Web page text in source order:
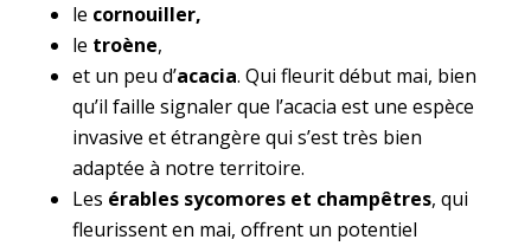
le cornouiller,
le troène,
et un peu d’acacia. Qui fleurit début mai, bien
qu’il faille signaler que l’acacia est une espèce
invasive et étrangère qui s’est très bien
adaptée à notre territoire.
Les érables sycomores et champêtres, qui
fleurissent en mai, offrent un potentiel